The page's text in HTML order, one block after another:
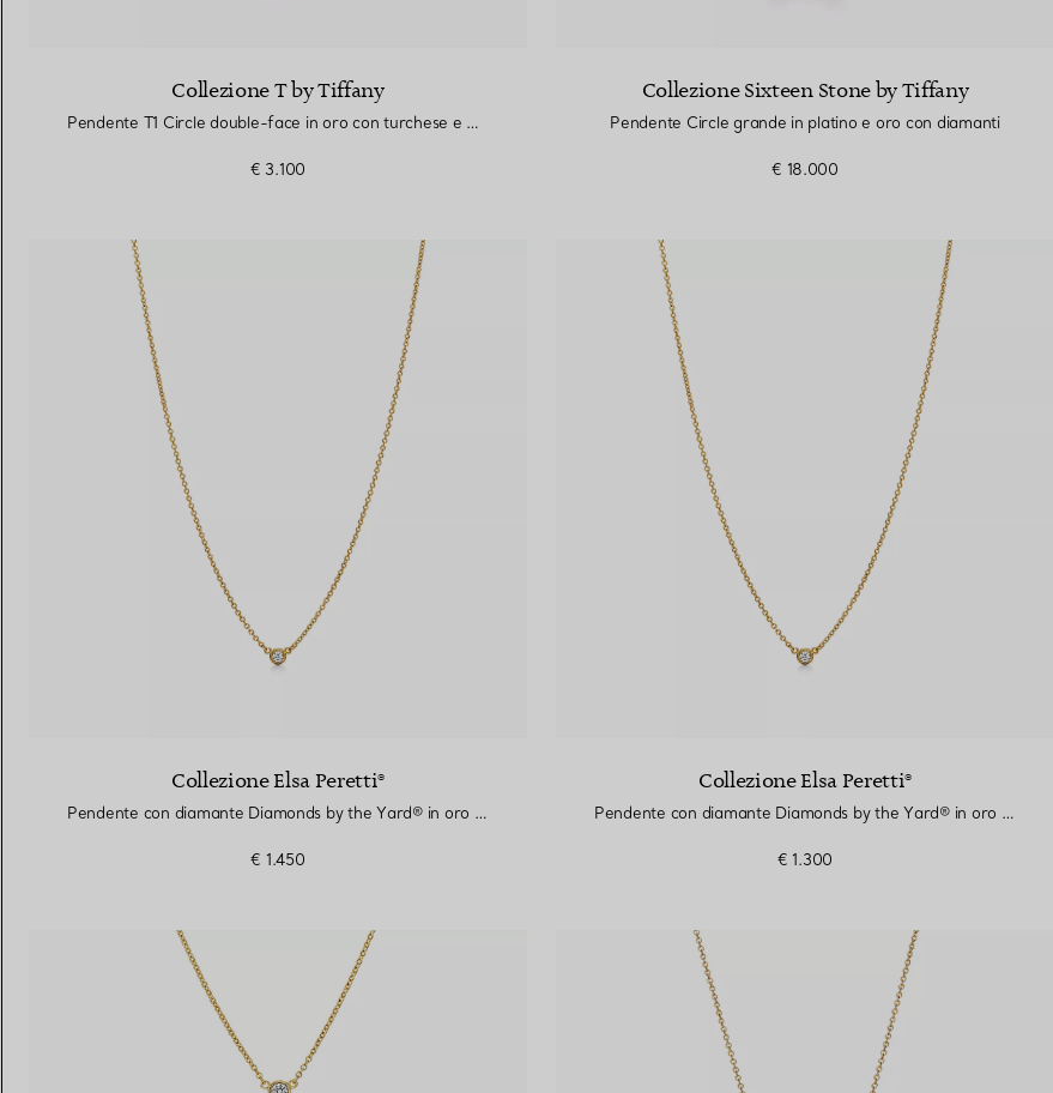
Collezione T by Tiffany
Pendente T1 Circle double-face in oro con turchese e madreperla
€ 3.100
Collezione Sixteen Stone by Tiffany
Pendente Circle grande in platino e oro con diamanti
€ 18.000
Collezione Elsa Peretti®
Pendente con diamante Diamonds by the Yard® in oro giallo
€ 1.450
Collezione Elsa Peretti®
Pendente con diamante Diamonds by the Yard® in oro giallo
€ 1.300